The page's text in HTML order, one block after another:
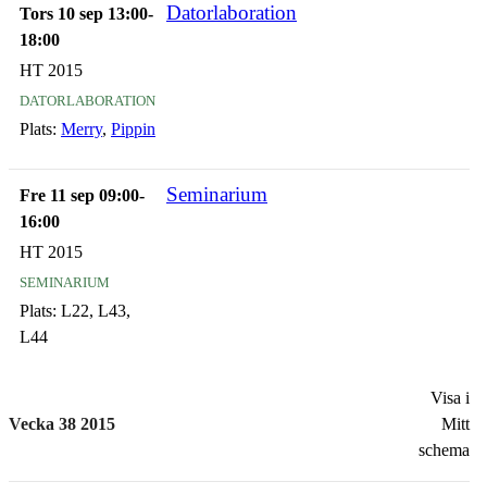
Tors 10 sep 13:00-
18:00
Datorlaboration
HT 2015
datorlaboration
Plats: Merry, Pippin
Fre 11 sep 09:00-
16:00
Seminarium
HT 2015
seminarium
Plats: L22, L43,
L44
Vecka 38 2015
Visa i
Mitt
schema